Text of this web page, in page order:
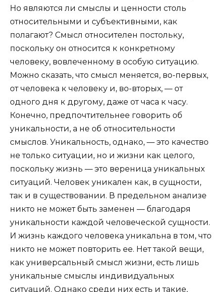
Но являются ли смыслы и ценности столь
относительными и субъективными, как
полагают? Смысл относителен постольку,
поскольку он относится к конкретному
человеку, вовлеченному в особую ситуацию.
Можно сказать, что смысл меняется, во-первых,
от человека к человеку и, во-вторых, — от
одного дня к другому, даже от часа к часу.
Конечно, предпочтительнее говорить об
уникальности, а не об относительности
смыслов. Уникальность, однако, — это качество
не только ситуации, но и жизни как целого,
поскольку жизнь — это вереница уникальных
ситуаций. Человек уникален как, в сущности,
так и в существовании. В предельном анализе
никто не может быть заменен — благодаря
уникальности каждой человеческой сущности.
И жизнь каждого человека уникальна в том, что
никто не может повторить ее. Нет такой вещи,
как универсальный смысл жизни, есть лишь
уникальные смыслы индивидуальных
ситуаций. Однако среди них есть и такие,